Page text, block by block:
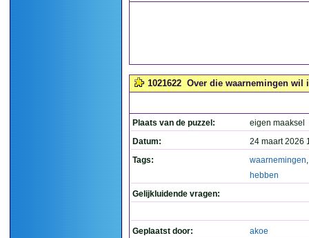
1021622 Over die waarnemingen wil
Plaats van de puzzel:
eigen maaksel
Datum:
24 maart 2026
Tags:
waarnemingen
hebben
Gelijkluidende vragen:
Geplaatst door: akoe